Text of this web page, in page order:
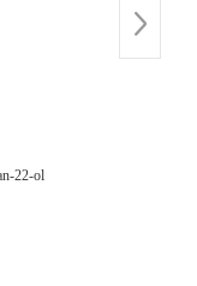
22-ol